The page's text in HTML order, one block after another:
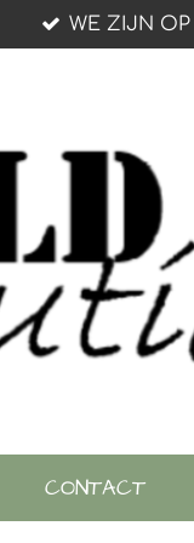
WE ZIJN OP
CONTACT